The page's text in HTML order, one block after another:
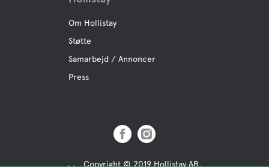
Om Hollistay
Støtte
Samarbejd / Annoncer
Press
Copyright © 2019 Hollistay AB,